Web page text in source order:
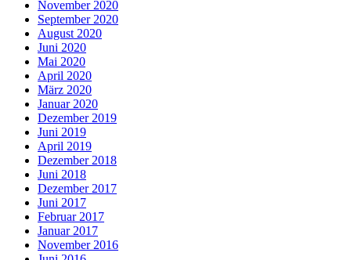
November 2020
September 2020
August 2020
Juni 2020
Mai 2020
April 2020
März 2020
Januar 2020
Dezember 2019
Juni 2019
April 2019
Dezember 2018
Juni 2018
Dezember 2017
Juni 2017
Februar 2017
Januar 2017
November 2016